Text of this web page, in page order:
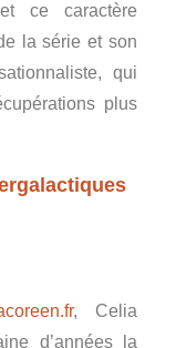
ce caractère
la série et son
qui
plus
, Celia
d’années la